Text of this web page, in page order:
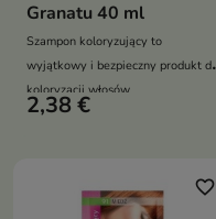
Granatu 40 ml
Szampon koloryzujący to
wyjątkowy i bezpieczny produkt
koloryzacji włosów
2,38 €
favorite_border